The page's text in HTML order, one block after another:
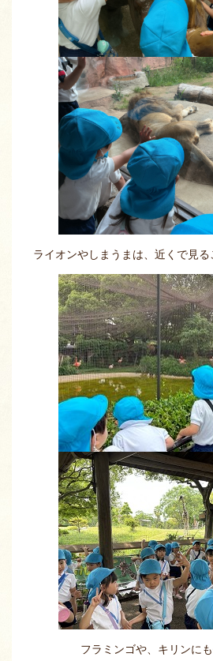
ライオンやしまうまは、近くで見る
フラミンゴや、キリンに